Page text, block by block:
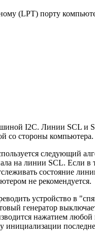
(LPT) порту
с шиной I2С. Линии SCL
со стороны компьютера.
следующий
на линии SCL. Если
состояние
не рекомендуется.
устройство в
генератор
нажатием